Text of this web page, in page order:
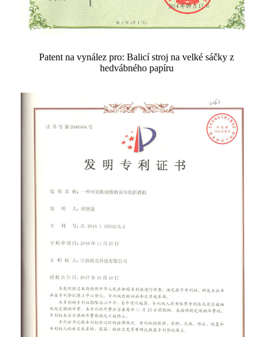
Patent na vynález pro: Balicí stroj na velké sáčky z
hedvábného papíru